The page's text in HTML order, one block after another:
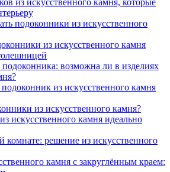
подоконники из искусственного
из искусственного камня
подоконника: возможна ли в изделиях
из искусственного камня
из искусственного камня?
искусственного камня идеально
решение из искусственного
камня с закруглённым краем: